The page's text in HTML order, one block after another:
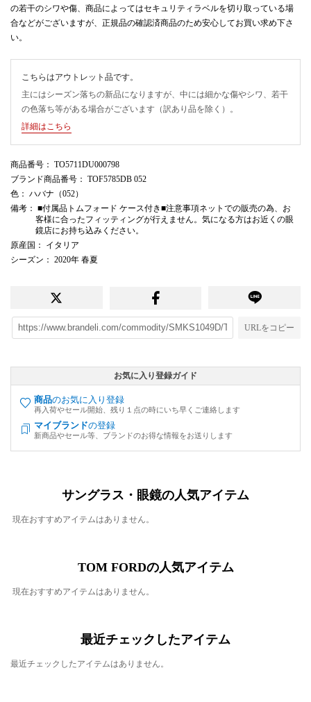
の若干のシワや傷、商品によってはセキュリティラベルを切り取っている場
合などがございますが、正規品の確認済商品のため安心してお買い求め下さ
い。
こちらはアウトレット品です。
主にはシーズン落ちの新品になりますが、中には細かな傷やシワ、若干
の色落ち等がある場合がございます（訳あり品を除く）。
詳細はこちら
商品番号 ： TO5711DU000798
ブランド商品番号 ： TOF5785DB 052
色 ： ハバナ（052）
備考 ： ■付属品トムフォード ケース付き■注意事項ネットでの販売の為、お
客様に合ったフィッティングが行えません。気になる方はお近くの眼
鏡店にお持ち込みください。
原産国 ： イタリア
シーズン ： 2020年 春夏
URLをコピー
お気に入り登録ガイド
商品のお気に入り登録
再入荷やセール開始、残り１点の時にいち早くご連絡します
マイブランドの登録
新商品やセール等、ブランドのお得な情報をお送りします
サングラス・眼鏡の人気アイテム
現在おすすめアイテムはありません。
TOM FORDの人気アイテム
現在おすすめアイテムはありません。
最近チェックしたアイテム
最近チェックしたアイテムはありません。